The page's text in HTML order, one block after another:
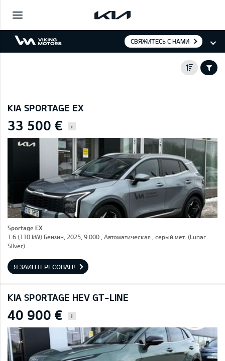
СВЯЖИТЕСЬ С НАМИ
KIA SPORTAGE EX
33 500 € i
Sportage EX
1.6 (110 kW) Бензин, 2025, 9 000 , Автоматическая , серый мет. (Lunar
Silver)
Я ЗАИНТЕРЕСОВАН!
KIA SPORTAGE HEV GT-LINE
40 900 € i